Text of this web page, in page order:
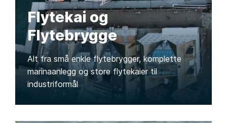
Flytekai og
Flytebrygge
Alt fra små enkle flytebrygger, komplette
marinaanlegg og store flytekaier til
industriformål